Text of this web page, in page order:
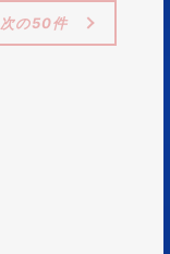
次の50件